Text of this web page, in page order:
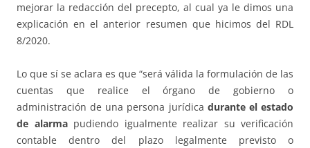
mejorar la redacción del precepto, al cual ya le dimos una
explicación en el anterior resumen que hicimos del RDL
8/2020.
Lo que sí se aclara es que “será válida la formulación de las
cuentas que realice el órgano de gobierno o
administración de una persona jurídica durante el estado
de alarmapudiendo igualmente realizar su verificación
contable dentro del plazo legalmente previsto o